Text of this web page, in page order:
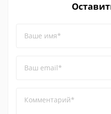
Ваше имя*
Ваш email*
Комментарий*